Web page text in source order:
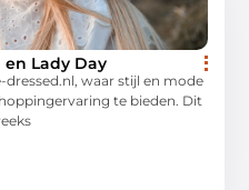
en Lady Day
waar stijl en mode
te bieden. Dit